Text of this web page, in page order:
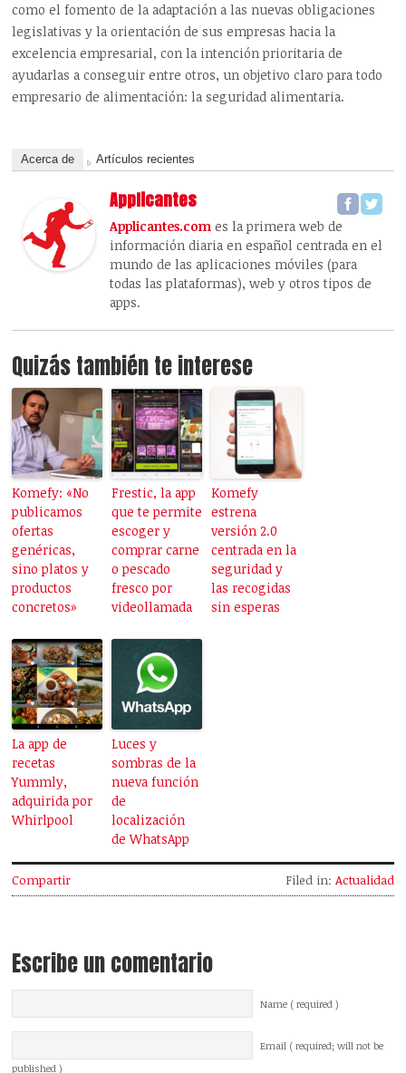
como el fomento de la adaptación a las nuevas obligaciones
legislativas y la orientación de sus empresas hacia la
excelencia empresarial, con la intención prioritaria de
ayudarlas a conseguir entre otros, un objetivo claro para todo
empresario de alimentación: la seguridad alimentaria.
Acerca de Artículos recientes
Applicantes
Applicantes.com es la primera web de
información diaria en español centrada en el
mundo de las aplicaciones móviles (para
todas las plataformas), web y otros tipos de
apps.
Quizás también te interese
Komefy: «No
publicamos
ofertas
genéricas,
sino platos y
productos
concretos»
Frestic, la app
que te permite
escoger y
comprar carne
o pescado
fresco por
videollamada
Komefy
estrena
versión 2.0
centrada en la
seguridad y
las recogidas
sin esperas
La app de
recetas
Yummly,
adquirida por
Whirlpool
Luces y
sombras de la
nueva función
de
localización
de WhatsApp
Compartir Filed in: Actualidad
Escribe un comentario
Name ( required )
Email ( required; will not be
published )